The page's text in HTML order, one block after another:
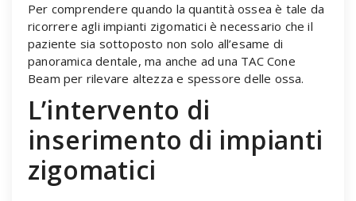
Per comprendere quando la quantità ossea è tale da
ricorrere agli impianti zigomatici è necessario che il
paziente sia sottoposto non solo all’esame di
panoramica dentale, ma anche ad una TAC Cone
Beam per rilevare altezza e spessore delle ossa.
L’intervento di
inserimento di impianti
zigomatici